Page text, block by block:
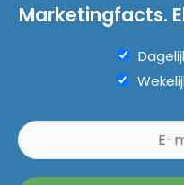
Marketingfacts.